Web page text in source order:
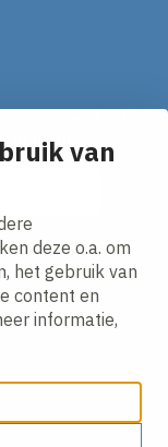
van
deze o.a. om
het gebruik van
content en
informatie,
je inbox!
policy